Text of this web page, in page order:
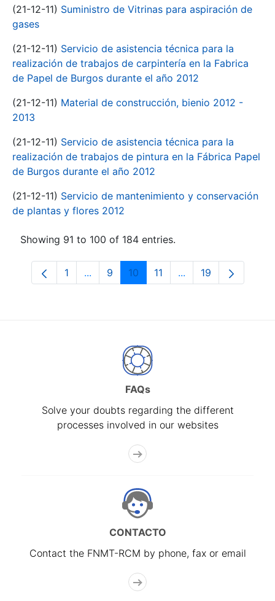
(21-12-11) Suministro de Vitrinas para aspiración de
gases
(21-12-11) Servicio de asistencia técnica para la
realización de trabajos de carpintería en la Fabrica
de Papel de Burgos durante el año 2012
(21-12-11) Material de construcción, bienio 2012 -
2013
(21-12-11) Servicio de asistencia técnica para la
realización de trabajos de pintura en la Fábrica Papel
de Burgos durante el año 2012
(21-12-11) Servicio de mantenimiento y conservación
de plantas y flores 2012
Showing 91 to 100 of 184 entries.
Page
1 ...Intermediate Pages Use TAB to
Page
9 Page
10 Page
11 ...Intermediate Pages
Page
19
FAQs
Solve your doubts regarding the different
processes involved in our websites
CONTACTO
Contact the FNMT-RCM by phone, fax or email